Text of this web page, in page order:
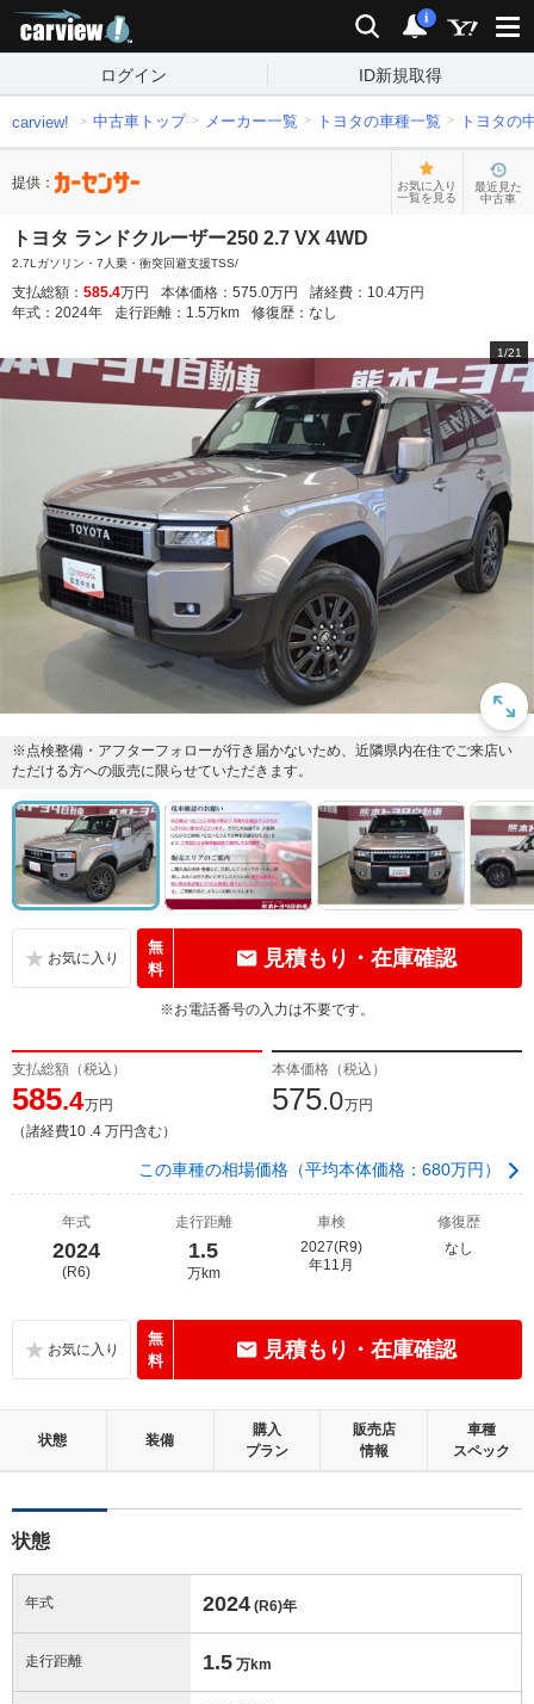
検索 通知
i
ログイン ID新規取得
carview! 中古車トップ メーカー一覧 トヨタの車種一覧 トヨタの
提供：
お気に入り
一覧を見る
最近見た
中古車
トヨタ ランドクルーザー250 2.7 VX 4WD
2.7Lガソリン・7人乗・衝突回避支援TSS/
支払総額： 585.4万円 本体価格： 575.0万円 諸経費： 10.4万円
年式： 2024年 走行距離： 1.5万km 修復歴： なし
1/21
※点検整備・アフターフォローが行き届かないため、近隣県内在住でご来店い
ただける方への販売に限らせていただきます。
無
料
見積もり・在庫確認
※お電話番号の入力は不要です。
支払総額（税込）
585.4万円
（諸経費10 .4 万円含む）
本体価格（税込）
575.0万円
この車種の相場価格（平均本体価格：680万円）
年式
2024
(R6)
走行距離
1.5
万km
車検
2027(R9)
年11月
修復歴
なし
無
料
見積もり・在庫確認
状態 装備
購入
プラン
販売店
情報
車種
スペック
状態
年式 2024 (R6)年
走行距離 1.5 万km